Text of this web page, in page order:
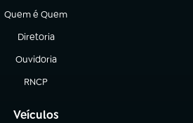
Quem é Quem
(abre em nova aba)
Diretoria
(abre em nova aba)
Ouvidoria
(abre em nova aba)
RNCP
(abre em nova aba)
Veículos